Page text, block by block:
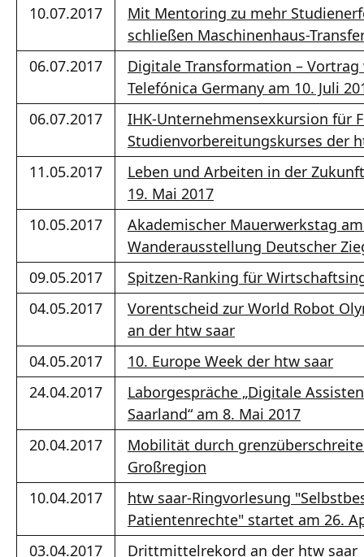
10.07.2017
Mit Mentoring zu mehr
schließen Maschinenhaus-
06.07.2017
Digitale Transformation –
Telefónica Germany am 10. Juli
06.07.2017
IHK-Unternehmensexkursion für
Studienvorbereitungskurses der
11.05.2017
Leben und Arbeiten in der
19. Mai 2017
10.05.2017
Akademischer Mauerwerkstag
Wanderausstellung Deutscher
09.05.2017
Spitzen-Ranking für
04.05.2017
Vorentscheid zur World Robot
an der htw saar
04.05.2017
10. Europe Week der htw saar
24.04.2017
Laborgespräche „Digitale
Saarland“ am 8. Mai 2017
20.04.2017
Mobilität durch
Großregion
10.04.2017
htw saar-Ringvorlesung
Patientenrechte" startet am 26.
03.04.2017
Drittmittelrekord an der htw saar